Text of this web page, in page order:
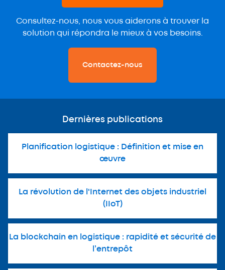
Consultez-nous, nous vous aiderons à trouver la
solution qui répondra le mieux à vos besoins.
Contactez-nous
Dernières publications
Planification logistique : Définition et mise en
œuvre
La révolution de l'Internet des objets industriel
(IIoT)
La blockchain en logistique : rapidité et sécurité de
l’entrepôt